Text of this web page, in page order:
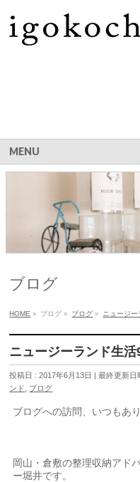
MENU
ブログ
HOME » ブログ » ブログ » ニュージー
ニュージーランド生活
投稿日 : 2017年6月13日 最終更新日
ンド
ブログ
ブログへの訪問、いつもあ
岡山・倉敷の整理収納アド
ー堀井です。